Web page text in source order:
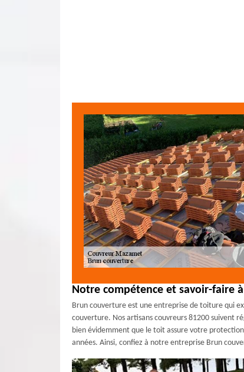
Notre compétence et savoir-faire
Brun couverture est une entreprise de toiture qui
couverture. Nos artisans couvreurs 81200 suivent
bien évidemment que le toit assure votre
années. Ainsi, confiez à notre entreprise Brun